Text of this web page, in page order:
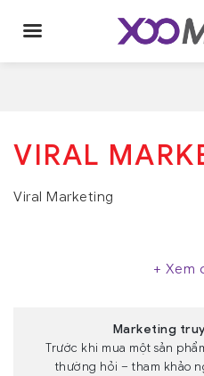
VIRAL
Viral Marketing
+ Xem
Marketing
Trước khi mua một sản
thường hỏi – tham khảo